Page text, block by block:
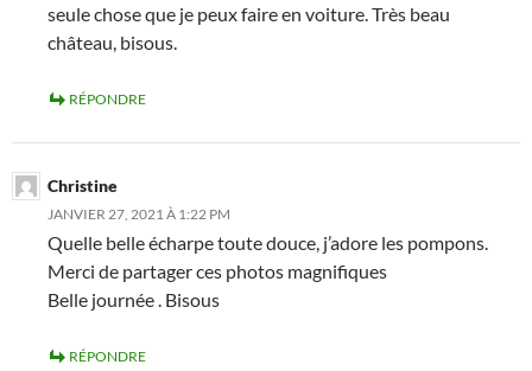
seule chose que je peux faire en voiture. Très beau
château, bisous.
RÉPONDRE
Christine
JANVIER 27, 2021 À 1:22 PM
Quelle belle écharpe toute douce, j’adore les pompons.
Merci de partager ces photos magnifiques
Belle journée . Bisous
RÉPONDRE